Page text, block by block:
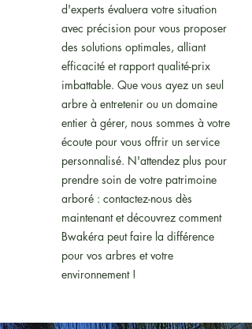
d'experts évaluera votre situation
avec précision pour vous proposer
des solutions optimales, alliant
efficacité et rapport qualité-prix
imbattable. Que vous ayez un seul
arbre à entretenir ou un domaine
entier à gérer, nous sommes à votre
écoute pour vous offrir un service
personnalisé. N'attendez plus pour
prendre soin de votre patrimoine
arboré : contactez-nous dès
maintenant et découvrez comment
Bwakéra peut faire la différence
pour vos arbres et votre
environnement !